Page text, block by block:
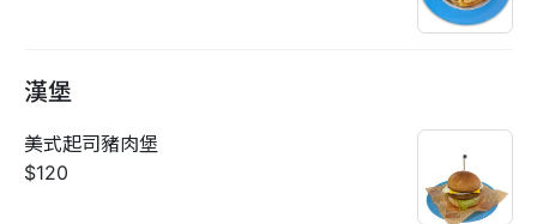
漢堡
美式起司豬肉堡
$120